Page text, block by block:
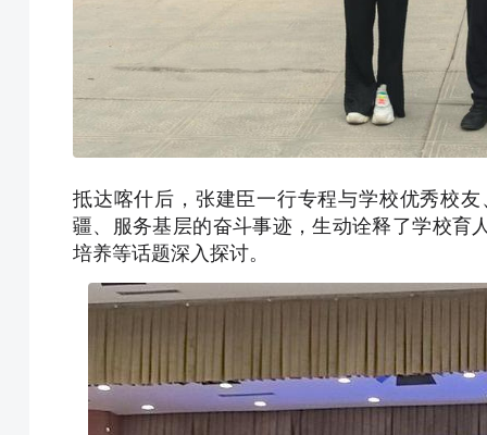
抵达喀什后，张建臣一行专程与学校优秀校
疆、服务基层的奋斗事迹，生动诠释了学校育
培养等话题深入探讨。